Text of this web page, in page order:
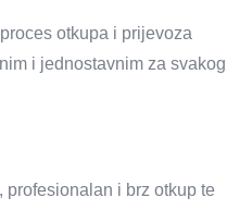
otkupa i prijevoza
i jednostavnim za svakog
i brz otkup te